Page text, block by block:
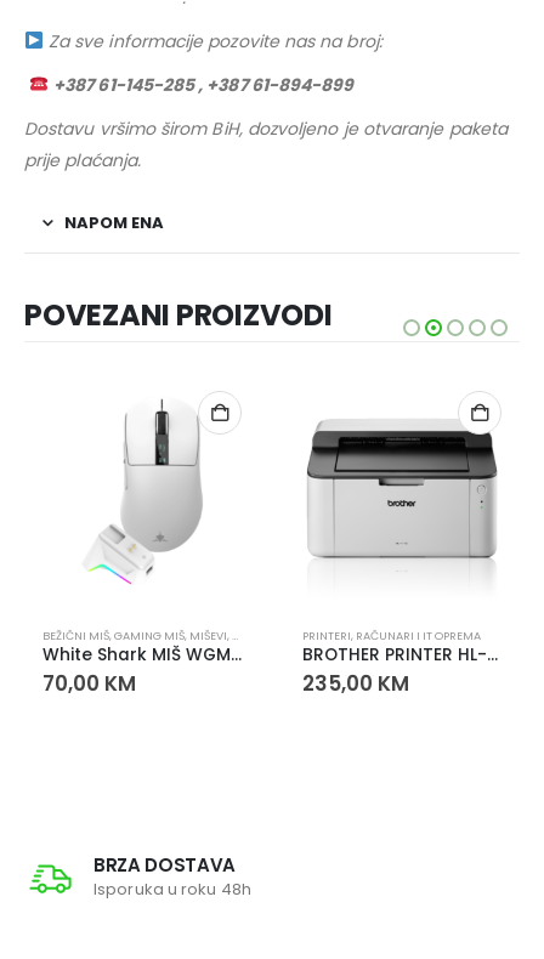
Za sve informacije pozovite nas na broj:
+387 61-145-285 , +387 61-894-899
Dostavu vršimo širom BiH, dozvoljeno je otvaranje paketa
prije plaćanja.
NAPOM ENA
POVEZANI PROIZVODI
BEŽIČNI MIŠ,GAMING MIŠ, MIŠEVI,RAČUNARI I IT OPREMA
White Shark MIŠ WGM-5023 GAWAIN Wireless OLED 12.000 DPI
70,00 KM
PRINTERI, RAČUNARI I IT OPREMA
BROTHER PRINTER HL-1110E
235,00 KM
BRZA DOSTAVA
Isporuka u roku 48h